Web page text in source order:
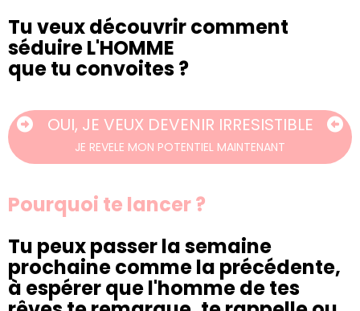
Tu veux découvrir comment
séduire L'HOMME
que tu convoites ?
OUI, JE VEUX DEVENIR IRRESISTIBLE
JE REVELE MON POTENTIEL MAINTENANT
Pourquoi te lancer ?
Tu peux passer la semaine
prochaine comme la précédente,
à espérer que l'homme de tes